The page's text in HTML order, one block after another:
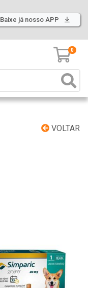
Baixe já nosso APP
0
VOLTAR